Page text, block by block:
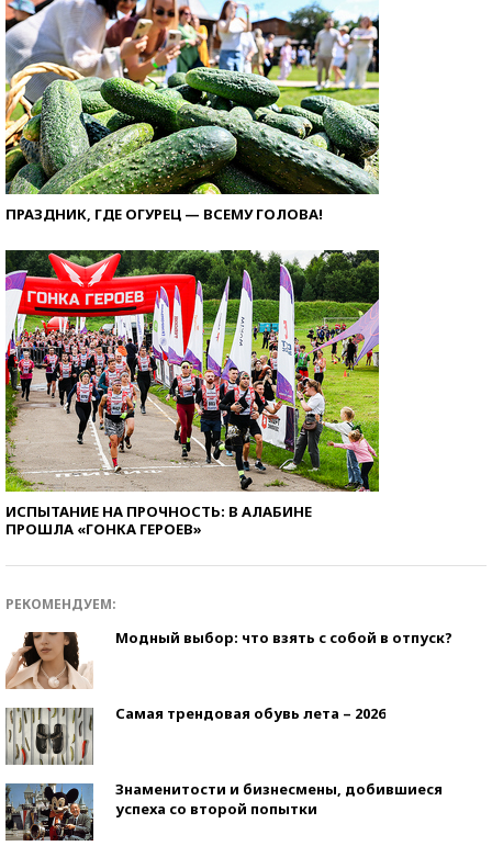
ПРАЗДНИК, ГДЕ ОГУРЕЦ — ВСЕМУ ГОЛОВА!
ИСПЫТАНИЕ НА ПРОЧНОСТЬ: В АЛАБИНЕ
ПРОШЛА «ГОНКА ГЕРОЕВ»
РЕКОМЕНДУЕМ:
Модный выбор: что взять с собой в отпуск?
Самая трендовая обувь лета – 2026
Знаменитости и бизнесмены, добившиеся
успеха со второй попытки